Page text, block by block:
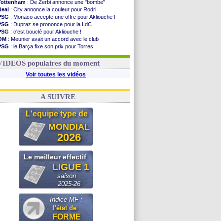
: De Zerbi annonce une "bombe"
: City annonce la couleur pour Rodri
: Monaco accepte une offre pour Akliouche !
: Dupraz se prononce pour la LdC
: c'est bouclé pour Akliouche !
: Meunier avait un accord avec le club
: le Barça fixe son prix pour Torres
: Infantino sollicite Trump
populaires du moment
Voir toutes les vidéos
A SUIVRE
L'equipe type de
MONDIAL
2026
Le meilleur effectif
LIGUE 1
saison
2025-26
Indice MF :
l'état de
FORME